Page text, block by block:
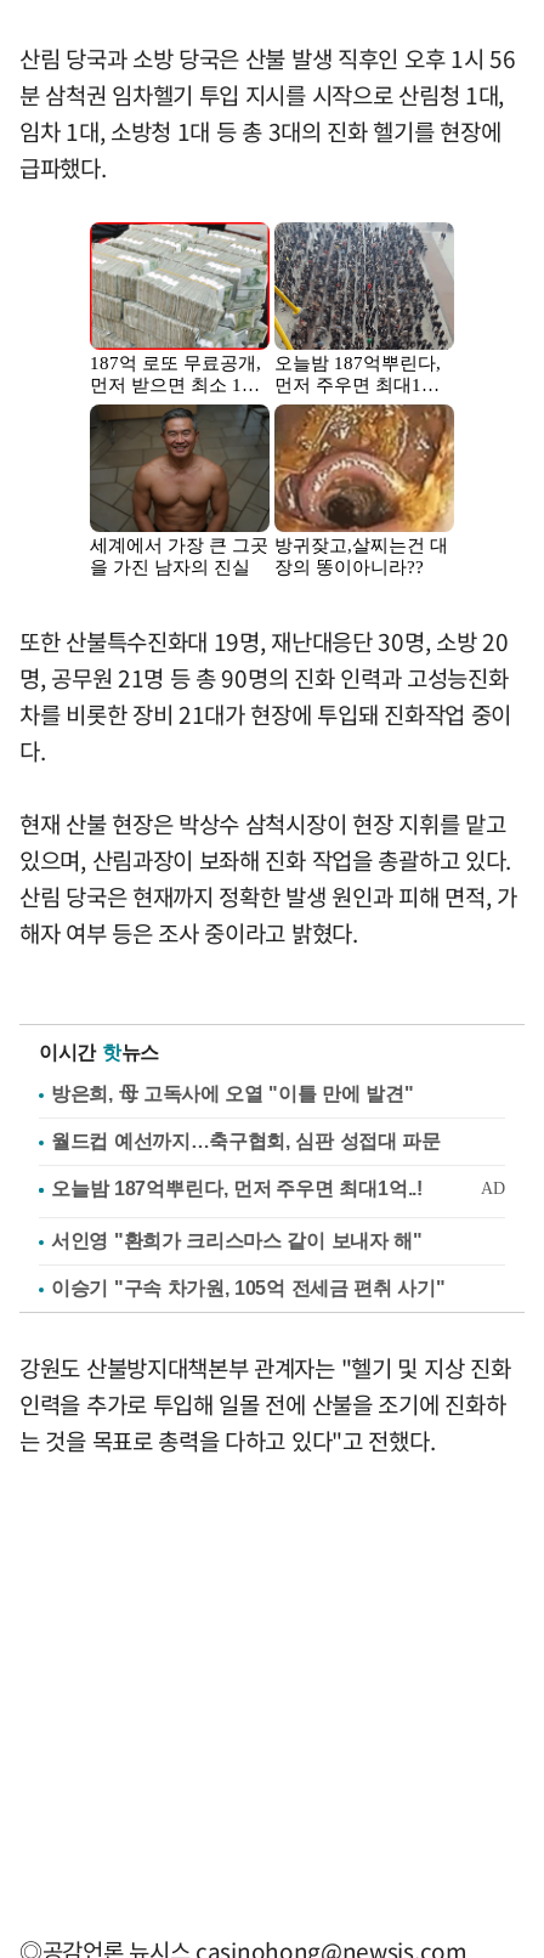
산림 당국과 소방 당국은 산불 발생 직후인 오후 1시 56
분 삼척권 임차헬기 투입 지시를 시작으로 산림청 1대,
임차 1대, 소방청 1대 등 총 3대의 진화 헬기를 현장에
급파했다.
또한 산불특수진화대 19명, 재난대응단 30명, 소방 20
명, 공무원 21명 등 총 90명의 진화 인력과 고성능진화
차를 비롯한 장비 21대가 현장에 투입돼 진화작업 중이
다.
현재 산불 현장은 박상수 삼척시장이 현장 지휘를 맡고
있으며, 산림과장이 보좌해 진화 작업을 총괄하고 있다.
산림 당국은 현재까지 정확한 발생 원인과 피해 면적, 가
해자 여부 등은 조사 중이라고 밝혔다.
이시간 핫뉴스
방은희, 母 고독사에 오열 "이틀 만에 발견"
월드컵 예선까지…축구협회, 심판 성접대 파문
서인영 "환희가 크리스마스 같이 보내자 해"
이승기 "구속 차가원, 105억 전세금 편취 사기"
강원도 산불방지대책본부 관계자는 "헬기 및 지상 진화
인력을 추가로 투입해 일몰 전에 산불을 조기에 진화하
는 것을 목표로 총력을 다하고 있다"고 전했다.
◎공감언론 뉴시스 casinohong@newsis.com